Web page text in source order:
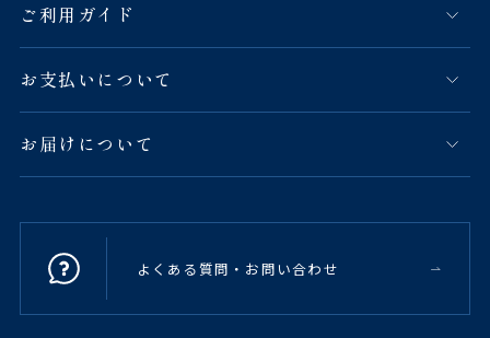
ご利用ガイド
お支払いについて
お届けについて
よくある質問・お問い合わせ